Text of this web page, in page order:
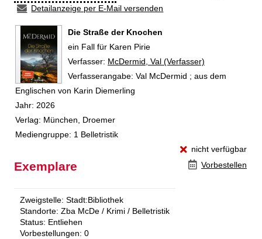
Detailanzeige per E-Mail versenden
Die Straße der Knochen
ein Fall für Karen Pirie
Verfasser: Suche nach diesem Verfasser
McDermid, Val (Verfasser)
Verfasserangabe: Val McDermid ; aus dem
Englischen von Karin Diemerling
Jahr: 2026
Verlag: München, Droemer
Mediengruppe: 1 Belletristik
nicht verfügbar
Vorbestellen
Exemplare
Zweigstelle: Stadt:Bibliothek
Standorte: Zba McDe / Krimi / Belletristik
Status: Entliehen
Vorbestellungen: 0